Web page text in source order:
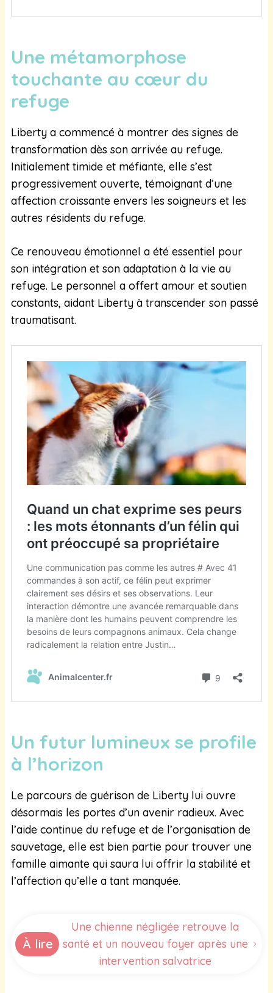
Une métamorphose
touchante au cœur du
refuge
Liberty a commencé à montrer des signes de
transformation dès son arrivée au refuge.
Initialement timide et méfiante, elle s’est
progressivement ouverte, témoignant d’une
affection croissante envers les soigneurs et les
autres résidents du refuge.
Ce renouveau émotionnel a été essentiel pour
son intégration et son adaptation à la vie au
refuge. Le personnel a offert amour et soutien
constants, aidant Liberty à transcender son passé
traumatisant.
Un futur lumineux se profile
à l’horizon
Le parcours de guérison de Liberty lui ouvre
désormais les portes d’un avenir radieux. Avec
l’aide continue du refuge et de l’organisation de
sauvetage, elle est bien partie pour trouver une
famille aimante qui saura lui offrir la stabilité et
l’affection qu’elle a tant manquée.
À lire
Une chienne négligée retrouve la
santé et un nouveau foyer après une
intervention salvatrice